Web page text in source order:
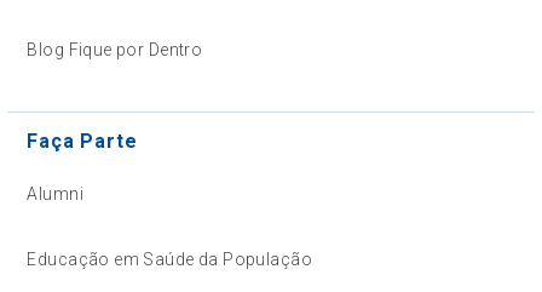
Blog Fique por Dentro
Faça Parte
Alumni
Educação em Saúde da População